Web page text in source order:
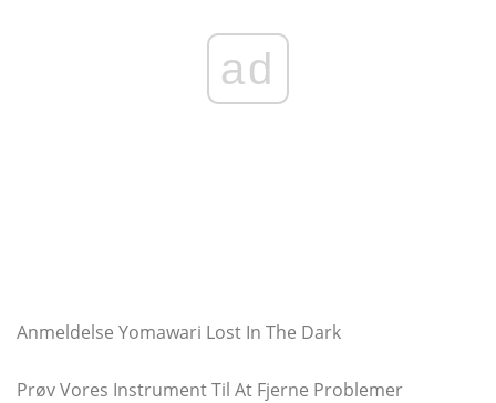
ad
Anmeldelse Yomawari Lost In The Dark
Prøv Vores Instrument Til At Fjerne Problemer